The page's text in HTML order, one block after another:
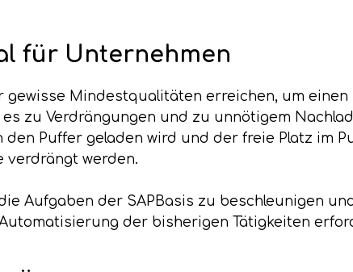
für Unternehmen
Mindestqualitäten erreichen, um
zu Verdrängungen und zu unnötigem
Puffer geladen wird und der freie Platz im
verdrängt werden.
Aufgaben der SAPBasis zu beschleunigen
der bisherigen Tätigkeiten